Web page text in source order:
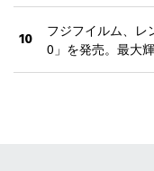
10
フジフイルム、レ
0」を発売。最大